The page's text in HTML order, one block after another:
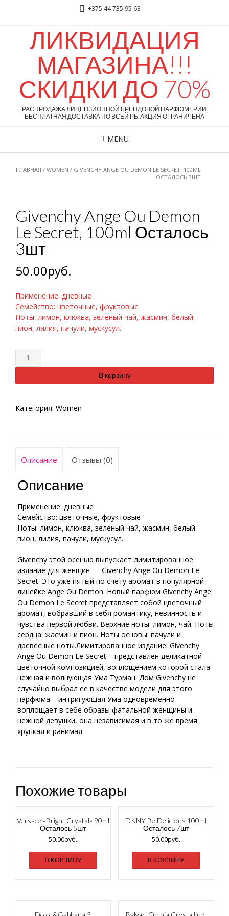
+375 44 735 95 63
ЛИКВИДАЦИЯ
МАГАЗИНА!!!
СКИДКИ ДО 70%
РАСПРОДАЖА ЛИЦЕНЗИОННОЙ БРЕНДОВОЙ ПАРФЮМЕРИИ.
БЕСПЛАТНАЯ ДОСТАВКА ПО ВСЕЙ РБ. АКЦИЯ ОГРАНИЧЕНА
MENU
ГЛАВНАЯ / WOMEN / GIVENCHY ANGE OU DEMON LE SECRET, 100ML
ОСТАЛОСЬ 3ШТ
Givenchy Ange Ou Demon
Le Secret, 100ml Осталось
3шт
50.00руб.
Применение: дневные
Семейство: цветочные, фруктовые
Ноты: лимон, клюква, зеленый чай, жасмин, белый
пион, лилия, пачули, мускусул.
Количество
В корзину
Категория: Women
Описание Отзывы (0)
Описание
Применение: дневные
Семейство: цветочные, фруктовые
Ноты: лимон, клюква, зеленый чай, жасмин, белый
пион, лилия, пачули, мускусул.
Givenchy этой осенью выпускает лимитированное
издание для женщин — Givenchy Ange Ou Demon Le
Secret. Это уже пятый по счету аромат в популярной
линейке Ange Ou Demon. Новый парфюм Givenchy Ange
Ou Demon Le Secret представляет собой цветочный
аромат, вобравший в себя романтику, невинность и
чувства первой любви. Верхние ноты: лимон, чай. Ноты
сердца: жасмин и пион. Ноты основы: пачули и
древесные ноты.Лимитированное издание! Givenchy
Ange Ou Demon Le Secret – представлен деликатной
цветочной композицией, воплощением которой стала
нежная и волнующая Ума Турман. Дом Givenchy не
случайно выбрал ее в качестве модели для этого
парфюма – интригующая Ума одновременно
воплощает в себе образы фатальной женщины и
нежной девушки, она независимая и в то же время
хрупкая и ранимая.
Похожие товары
Versace «Bright Crystal» 90ml
Осталось 5шт
50.00руб.
В КОРЗИНУ
DKNY Be Delicious 100ml
Осталось 7шт
50.00руб.
В КОРЗИНУ